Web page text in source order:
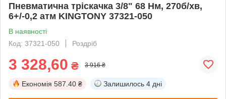
Пневматична тріскачка 3/8" 68 Нм, 270б/хв,
6+/-0,2 атм KINGTONY 37321-050
В наявності
Код: 37321-050
Роздріб
3 328,60 ₴ 3 916 ₴
Економія 587.40 ₴ Залишилось 4 дні